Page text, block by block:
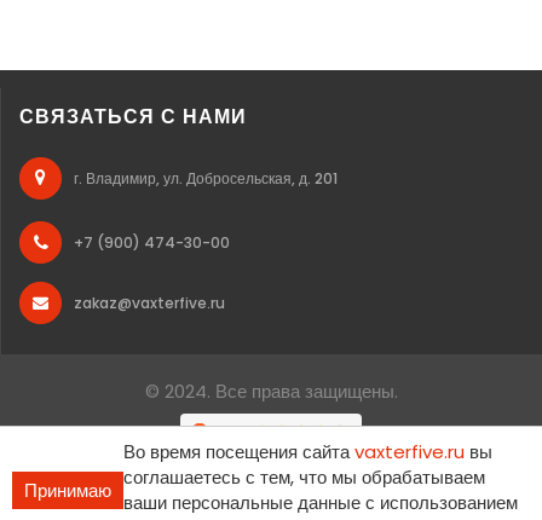
СВЯЗАТЬСЯ С НАМИ
г. Владимир, ул. Добросельская, д. 201
+7 (900) 474-30-00
zakaz@vaxterfive.ru
© 2024. Все права защищены.
Принимаю
Во время посещения сайтаvaxterfive.ru вы
соглашаетесь с тем, что мы обрабатываем
ваши персональные данные с использованием